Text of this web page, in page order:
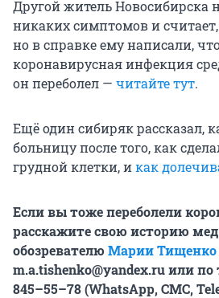
Другой житель Новосибирска
никаких симптомов и считает,
но в справке ему написали,
коронавирусная инфекция
он переболел — читайте тут.
Ещё один сибиряк рассказал,
больницу после того, как
грудной клетки, икак
Если вы тоже переболели
расскажите свою историю
обозревателюМарии Тищенко
m.a.tishenko@yandex.ru или по
845–55–78 (WhatsApp, СМС,